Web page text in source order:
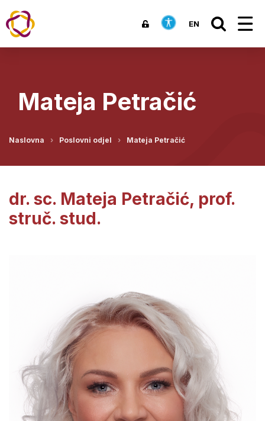
EN
Mateja Petračić
Naslovna Poslovni odjel Mateja Petračić
dr. sc. Mateja Petračić, prof.
struč. stud.